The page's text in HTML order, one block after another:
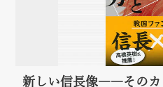
新しい信長像――そのカ